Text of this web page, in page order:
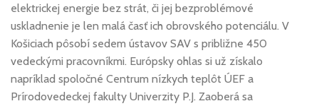
elektrickej energie bez strát, či jej bezproblémové
uskladnenie je len malá časť ich obrovského potenciálu. V
Košiciach pôsobí sedem ústavov SAV s približne 450
vedeckými pracovníkmi. Európsky ohlas si už získalo
napríklad spoločné Centrum nízkych teplôt ÚEF a
Prírodovedeckej fakulty Univerzity P.J. Zaoberá sa